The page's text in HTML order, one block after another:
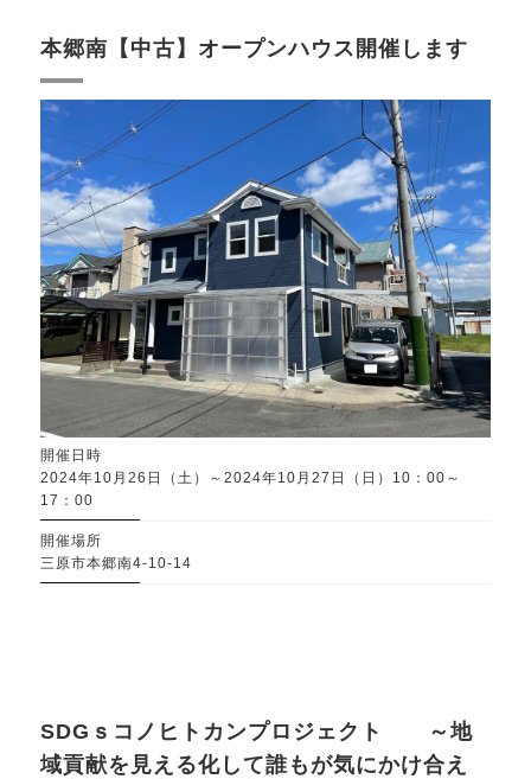
本郷南【中古】オープンハウス開催します
開催日時
2024年10月26日（土）～2024年10月27日（日）10：00～
17：00
開催場所
三原市本郷南4-10-14
SDGｓコノヒトカンプロジェクト ～地
域貢献を見える化して誰もが気にかけ合え